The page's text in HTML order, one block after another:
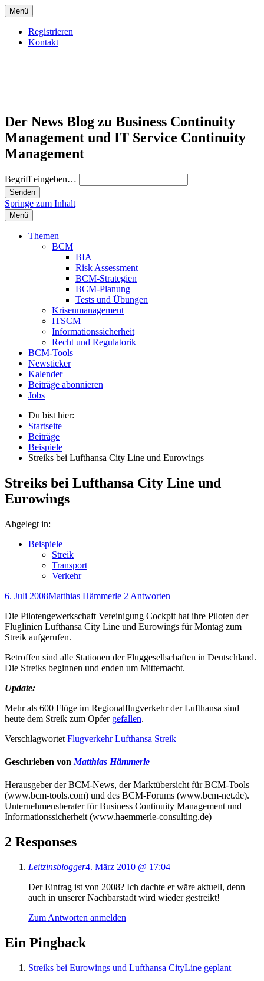
Menü
Registrieren
Kontakt
Der News Blog zu Business Continuity
Management und IT Service Continuity
Management
Begriff eingeben…
Springe zum Inhalt
Menü
Themen
BCM
BIA
Risk Assessment
BCM-Strategien
BCM-Planung
Tests und Übungen
Krisenmanagement
ITSCM
Informationssicherheit
Recht und Regulatorik
BCM-Tools
Newsticker
Kalender
Beiträge abonnieren
Jobs
Du bist hier:
Startseite
Beiträge
Beispiele
Streiks bei Lufthansa City Line und Eurowings
Streiks bei Lufthansa City Line und
Eurowings
Abgelegt in:
Beispiele
Streik
Transport
Verkehr
6. Juli 2008Matthias Hämmerle 2 Antworten
Die Pilotengewerkschaft Vereinigung Cockpit hat ihre Piloten der
Fluglinien Lufthansa City Line und Eurowings für Montag zum
Streik aufgerufen.
Betroffen sind alle Stationen der Fluggesellschaften in Deutschland.
Die Streiks beginnen und enden um Mitternacht.
Update:
Mehr als 600 Flüge im Regionalflugverkehr der Lufthansa sind
heute dem Streik zum Opfer gefallen.
Verschlagwortet Flugverkehr Lufthansa Streik
Geschrieben von Matthias Hämmerle
Herausgeber der BCM-News, der Marktübersicht für BCM-Tools
(www.bcm-tools.com) und des BCM-Forums (www.bcm-net.de).
Unternehmensberater für Business Continuity Management und
Informationssicherheit (www.haemmerle-consulting.de)
2 Responses
Leitzinsblogger4. März 2010 @ 17:04
Der Eintrag ist von 2008? Ich dachte er wäre aktuell, denn
auch in unserer Nachbarstadt wird wieder gestreikt!
Zum Antworten anmelden
Ein Pingback
Streiks bei Eurowings und Lufthansa CityLine geplant